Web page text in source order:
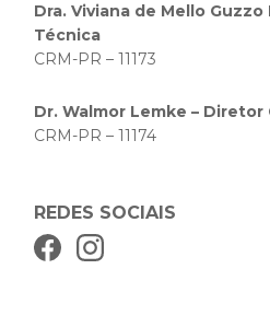
Dra. Viviana de Mello
Técnica
CRM-PR – 11173
Dr. Walmor Lemke – Diretor
CRM-PR – 11174
REDES SOCIAIS